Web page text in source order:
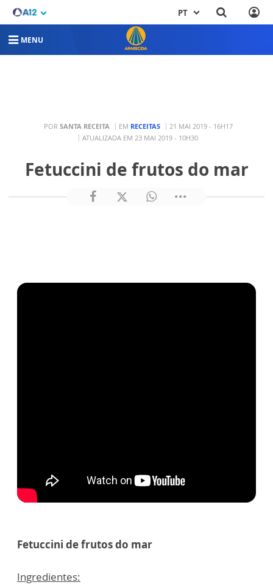
PT
MENU
POR SANTA RECEITA EM RECEITAS
21 MAI 2019 - 16H17
ATUALIZADA EM 23 MAI 2019 - 10H30
Fetuccini de frutos do mar
Fetuccini de frutos do mar
Ingredientes: